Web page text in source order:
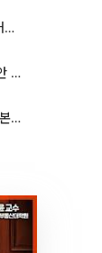
'국책은행 3사' 직원들, 다음주 여의도 거리 나서는 까닭은
폭염에 폭우까지⋯낮 최고 37도ㆍ동해안 강한 비 [날씨]
[베스트&워스트] 코스닥 10% 급반등…본느, 최대주주 변경 기대에 270% 폭등